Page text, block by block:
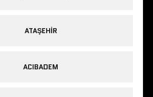
ATAŞEHIR
ACIBADEM